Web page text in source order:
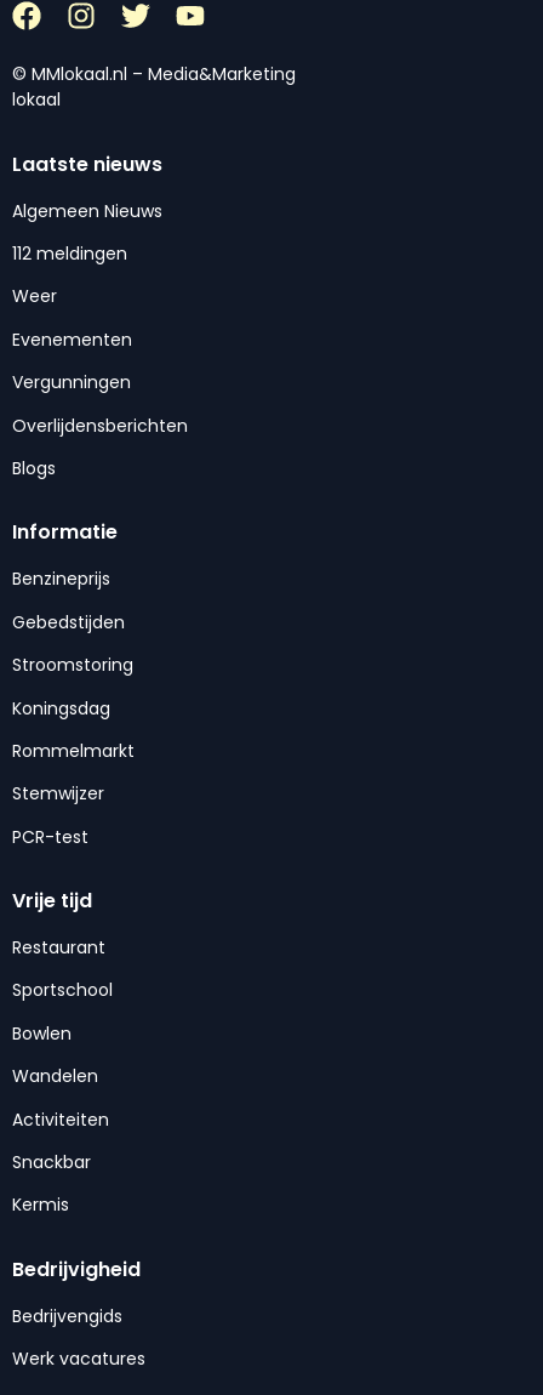
© MMlokaal.nl – Media&Marketing
lokaal
Laatste nieuws
Algemeen Nieuws
112 meldingen
Weer
Evenementen
Vergunningen
Overlijdensberichten
Blogs
Informatie
Benzineprijs
Gebedstijden
Stroomstoring
Koningsdag
Rommelmarkt
Stemwijzer
PCR-test
Vrije tijd
Restaurant
Sportschool
Bowlen
Wandelen
Activiteiten
Snackbar
Kermis
Bedrijvigheid
Bedrijvengids
Werk vacatures